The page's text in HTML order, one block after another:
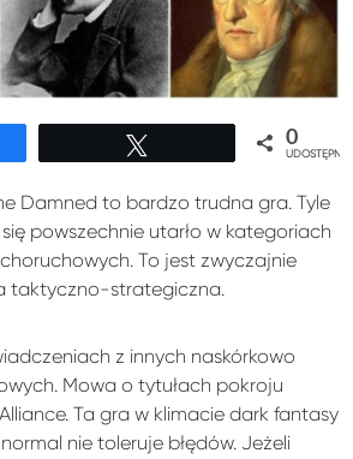
0
Damned to bardzo trudna gra. Tyle
powszechnie utarło w kategoriach
To jest zwyczajnie
taktyczno-strategiczna.
z innych naskórkowo
Mowa o tytułach pokroju
Ta gra w klimacie dark fantasy
nie toleruje błędów. Jeżeli